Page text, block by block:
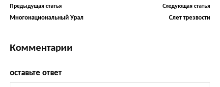
Предыдущая статья
Многонациональный Урал
Следующая статья
Слет трезвости
Комментарии
оставьте ответ